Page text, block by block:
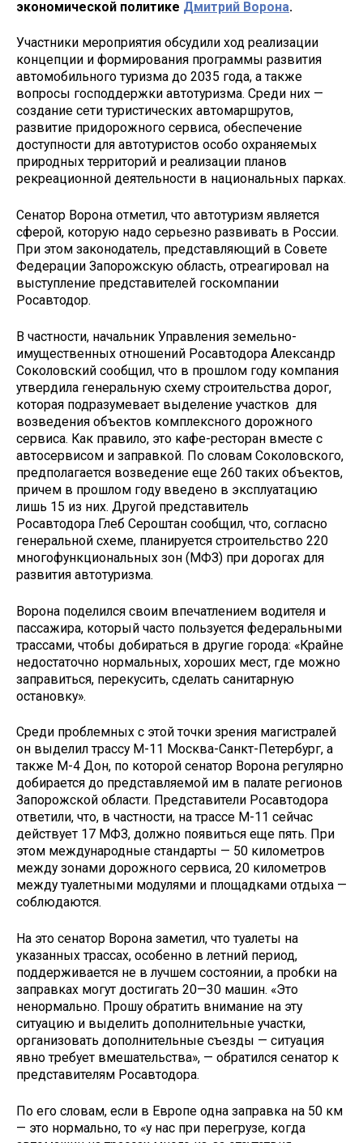
экономической политике Дмитрий Ворона.
Участники мероприятия обсудили ход реализации
концепции и формирования программы развития
автомобильного туризма до 2035 года, а также
вопросы господдержки автотуризма. Среди них —
создание сети туристических автомаршрутов,
развитие придорожного сервиса, обеспечение
доступности для автотуристов особо охраняемых
природных территорий и реализации планов
рекреационной деятельности в национальных парках.
Сенатор Ворона отметил, что автотуризм является
сферой, которую надо серьезно развивать в России.
При этом законодатель, представляющий в Совете
Федерации Запорожскую область, отреагировал на
выступление представителей госкомпании
Росавтодор.
В частности, начальник Управления земельно-
имущественных отношений Росавтодора Александр
Соколовский сообщил, что в прошлом году компания
утвердила генеральную схему строительства дорог,
которая подразумевает выделение участков для
возведения объектов комплексного дорожного
сервиса. Как правило, это кафе-ресторан вместе с
автосервисом и заправкой. По словам Соколовского,
предполагается возведение еще 260 таких объектов,
причем в прошлом году введено в эксплуатацию
лишь 15 из них. Другой представитель
Росавтодора Глеб Сероштан сообщил, что, согласно
генеральной схеме, планируется строительство 220
многофункциональных зон (МФЗ) при дорогах для
развития автотуризма.
Ворона поделился своим впечатлением водителя и
пассажира, который часто пользуется федеральными
трассами, чтобы добираться в другие города: «Крайне
недостаточно нормальных, хороших мест, где можно
заправиться, перекусить, сделать санитарную
остановку».
Среди проблемных с этой точки зрения магистралей
он выделил трассу М-11 Москва-Санкт-Петербург, а
также М-4 Дон, по которой сенатор Ворона регулярно
добирается до представляемой им в палате регионов
Запорожской области. Представители Росавтодора
ответили, что, в частности, на трассе М-11 сейчас
действует 17 МФЗ, должно появиться еще пять. При
этом международные стандарты — 50 километров
между зонами дорожного сервиса, 20 километров
между туалетными модулями и площадками отдыха —
соблюдаются.
На это сенатор Ворона заметил, что туалеты на
указанных трассах, особенно в летний период,
поддерживается не в лучшем состоянии, а пробки на
заправках могут достигать 20—30 машин. «Это
ненормально. Прошу обратить внимание на эту
ситуацию и выделить дополнительные участки,
организовать дополнительные съезды — ситуация
явно требует вмешательства», — обратился сенатор к
представителям Росавтодора.
По его словам, если в Европе одна заправка на 50 км
— это нормально, то «у нас при перегрузе, когда